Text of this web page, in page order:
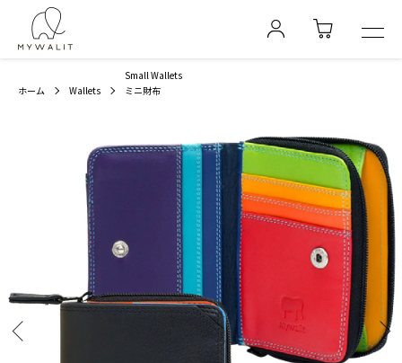
ホーム Wallets
Small Wallets
ミニ財布